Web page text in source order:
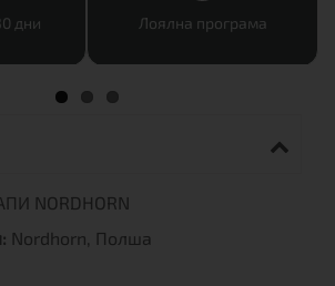
дни Лоялна програма
NORDHORN
Nordhorn, Полша